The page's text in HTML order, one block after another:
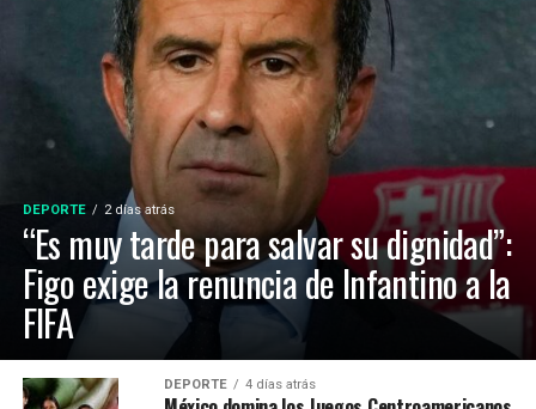
DEPORTE 2 días atrás
“Es muy tarde para salvar su dignidad”:
Figo exige la renuncia de Infantino a la
FIFA
DEPORTE 4 días atrás